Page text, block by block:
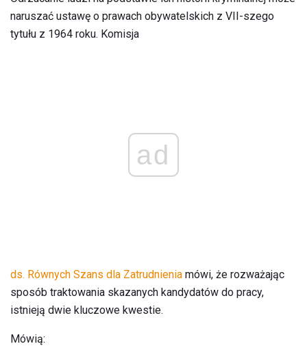
naruszać ustawę o prawach obywatelskich z VII-szego
tytułu z 1964 roku. Komisja
ad
ds. Równych Szans dla Zatrudnienia mówi, że rozważając
sposób traktowania skazanych kandydatów do pracy,
istnieją dwie kluczowe kwestie.
Mówią: